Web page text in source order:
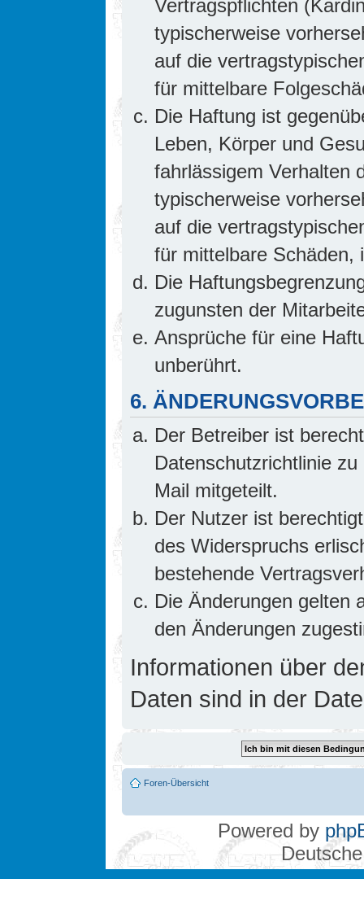
Vertragspflichten
typischerweise
auf die
für mittelbare
Die Haftung ist
Leben, Körper und
fahrlässigem Verhalten
typischerweise
auf die
für mittelbare Schäden,
Die
zugunsten der
Ansprüche für eine
unberührt.
6.
Der Betreiber ist
Datenschutzrichtlinie
Mail mitgeteilt.
Der Nutzer ist
des Widerspruchs
bestehende
Die Änderungen gelten
den Änderungen
Informationen über
Daten sind in der
Foren-Übersicht
Powered by